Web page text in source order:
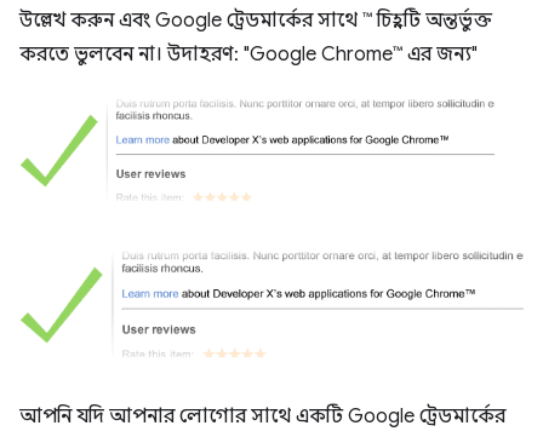
উল্লেখ করুন এবং Google ট্রেডমার্কের সাথে ™ চিহ্নটি অন্তর্ভুক্ত
করতে ভুলবেন না। উদাহরণ: "Google Chrome™ এর জন্য"
আপনি যদি আপনার লোগোর সাথে একটি Google ট্রেডমার্কের